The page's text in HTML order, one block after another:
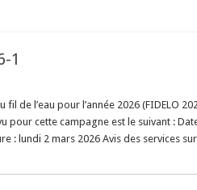
1
de l’eau pour l’année 2026 (FIDELO
pour cette campagne est le suivant :
: lundi 2 mars 2026 Avis des services